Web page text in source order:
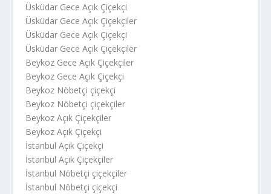
Üsküdar Gece Açık Çiçekçi
Üsküdar Gece Açık Çiçekçiler
Üsküdar Gece Açık Çiçekçi
Üsküdar Gece Açık Çiçekçiler
Beykoz Gece Açık Çiçekçiler
Beykoz Gece Açık Çiçekçi
Beykoz Nöbetçi çiçekçi
Beykoz Nöbetçi çiçekçiler
Beykoz Açık Çiçekçiler
Beykoz Açık Çiçekçi
İstanbul Açık Çiçekçi
İstanbul Açık Çiçekçiler
İstanbul Nöbetçi çiçekçiler
İstanbul Nöbetçi çiçekçi